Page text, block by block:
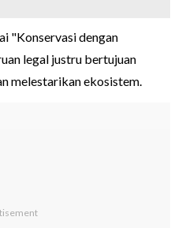
"Konservasi dengan
legal justru bertujuan
melestarikan ekosistem.